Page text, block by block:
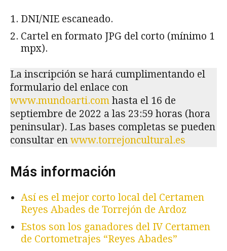
DNI/NIE escaneado.
Cartel en formato JPG del corto (mínimo 1
mpx).
La inscripción se hará cumplimentando el
formulario del enlace con
www.mundoarti.com hasta el 16 de
septiembre de 2022 a las 23:59 horas (hora
peninsular). Las bases completas se pueden
consultar en www.torrejoncultural.es
Más información
Así es el mejor corto local del Certamen
Reyes Abades de Torrejón de Ardoz
Estos son los ganadores del IV Certamen
de Cortometrajes “Reyes Abades”